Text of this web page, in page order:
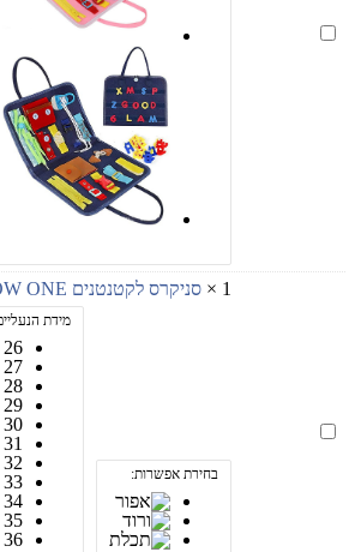
מזוודת
סניקרס
1
× סניקרס לקטנטנים LOW ONE בעיצוב מטריף
בחירת אפשרות:
מידת
26
27
28
29
30
31
32
33
34
35
36